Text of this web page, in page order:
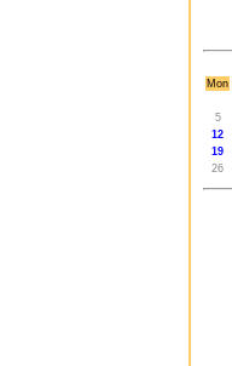
Mon
5
12
19
26